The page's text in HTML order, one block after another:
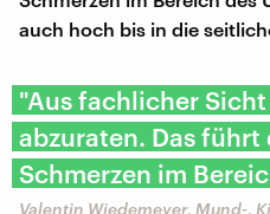
auch hoch bis in die
"Aus fachlicher
abzuraten. Das führt
Schmerzen im
Valentin Wiedemeyer, Mund-,